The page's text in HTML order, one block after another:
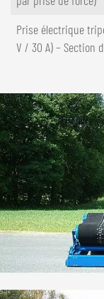
Prise électrique
V / 30 A) – Section